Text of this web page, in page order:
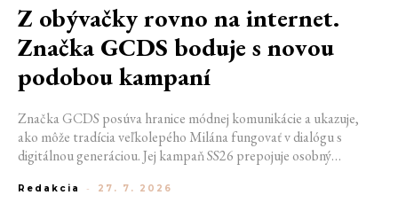
Z obývačky rovno na internet.
Značka GCDS boduje s novou
podobou kampaní
Značka GCDS posúva hranice módnej komunikácie a ukazuje,
ako môže tradícia veľkolepého Milána fungovať v dialógu s
digitálnou generáciou. Jej kampaň SS26 prepojuje osobný
spôsob, akým dnes módu vnímame a zdieľame. Zároveň
Redakcia - 27. 7. 2026